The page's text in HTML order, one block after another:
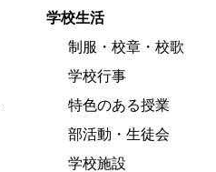
学校生活
制服・校章・校歌
学校行事
特色のある授業
部活動・生徒会
学校施設